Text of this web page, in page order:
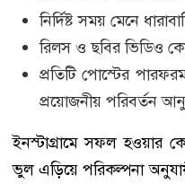
নির্দিষ্ট সময় মেনে
রিলস ও ছবির ভিডিও
প্রতিটি পোস্টের
প্রয়োজনীয় পরিবর্তন
ইনস্টাগ্রামে সফল হওয়ার
ভুল এড়িয়ে পরিকল্পনা